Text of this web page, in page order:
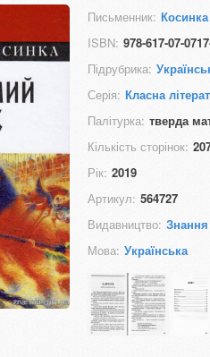
Письменник:
ISBN: 978-617-07-
Підрубрика:
Серія: Класна
Палітурка: тверда
Кількість сторінок:
Рік: 2019
Артикул: 564727
Видавництво: Знання
Мова: Українська